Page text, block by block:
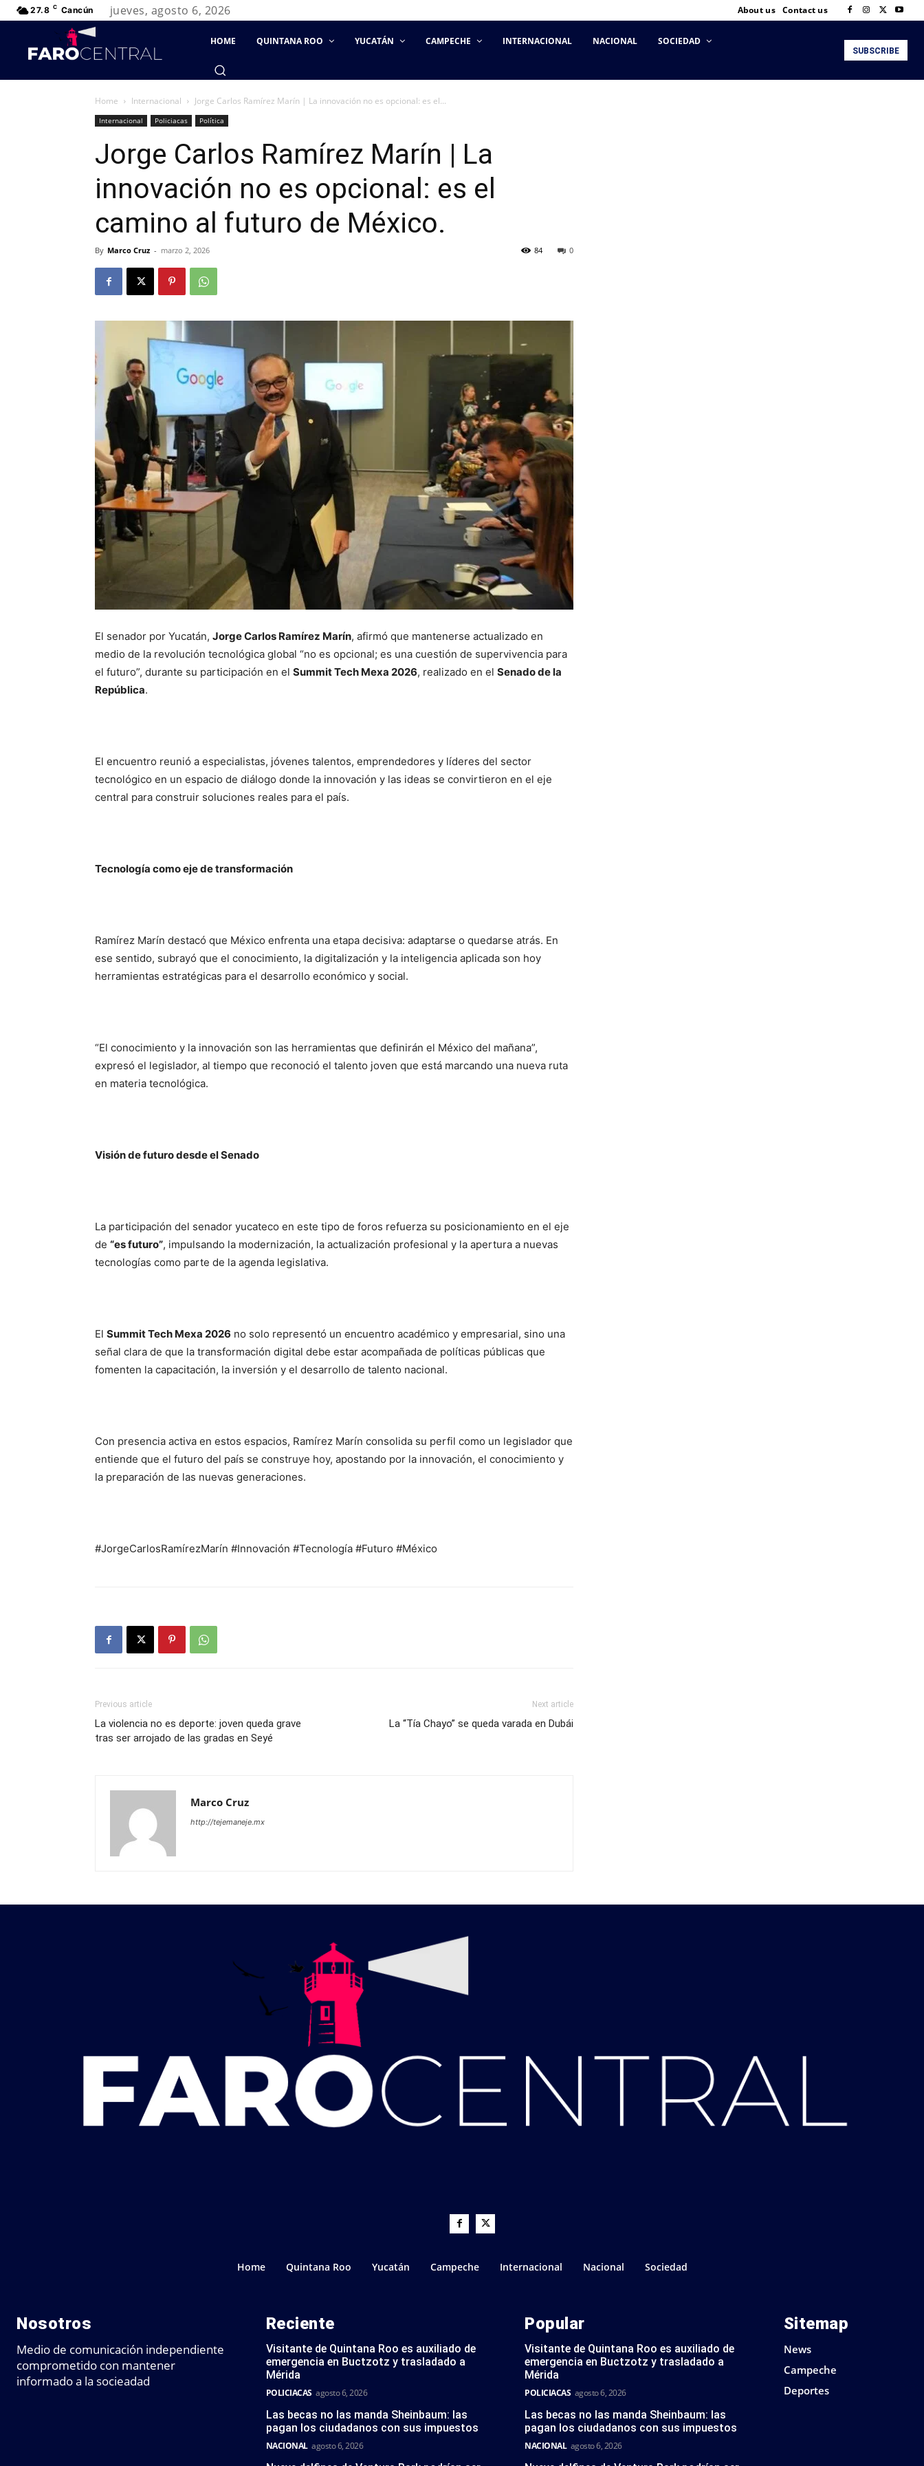
27.8 C Cancún jueves, agosto 6, 2026 About us Contact us
HOME QUINTANA ROO YUCATÁN CAMPECHE INTERNACIONAL NACIONAL SOCIEDAD
SUBSCRIBE
Home Internacional Jorge Carlos Ramírez Marín | La innovación no es opcional: es el...
Internacional Policiacas Política
Jorge Carlos Ramírez Marín | La
innovación no es opcional: es el
camino al futuro de México.
By Marco Cruz - marzo 2, 2026 0
84
El senador por Yucatán, Jorge Carlos Ramírez Marín, afirmó que mantenerse actualizado en
medio de la revolución tecnológica global “no es opcional; es una cuestión de supervivencia para
el futuro”, durante su participación en el Summit Tech Mexa 2026, realizado en el Senado de la
República.
El encuentro reunió a especialistas, jóvenes talentos, emprendedores y líderes del sector
tecnológico en un espacio de diálogo donde la innovación y las ideas se convirtieron en el eje
central para construir soluciones reales para el país.
Tecnología como eje de transformación
Ramírez Marín destacó que México enfrenta una etapa decisiva: adaptarse o quedarse atrás. En
ese sentido, subrayó que el conocimiento, la digitalización y la inteligencia aplicada son hoy
herramientas estratégicas para el desarrollo económico y social.
“El conocimiento y la innovación son las herramientas que definirán el México del mañana”,
expresó el legislador, al tiempo que reconoció el talento joven que está marcando una nueva ruta
en materia tecnológica.
Visión de futuro desde el Senado
La participación del senador yucateco en este tipo de foros refuerza su posicionamiento en el eje
de “es futuro”, impulsando la modernización, la actualización profesional y la apertura a nuevas
tecnologías como parte de la agenda legislativa.
El Summit Tech Mexa 2026 no solo representó un encuentro académico y empresarial, sino una
señal clara de que la transformación digital debe estar acompañada de políticas públicas que
fomenten la capacitación, la inversión y el desarrollo de talento nacional.
Con presencia activa en estos espacios, Ramírez Marín consolida su perfil como un legislador que
entiende que el futuro del país se construye hoy, apostando por la innovación, el conocimiento y
la preparación de las nuevas generaciones.
#JorgeCarlosRamírezMarín #Innovación #Tecnología #Futuro #México
Previous article
La violencia no es deporte: joven queda grave
tras ser arrojado de las gradas en Seyé
Next article
La “Tía Chayo” se queda varada en Dubái
Marco Cruz
http://tejemaneje.mx
Home Quintana Roo Yucatán Campeche Internacional Nacional Sociedad
Nosotros
Medio de comunicación independiente
comprometido con mantener
informado a la socieadad
Reciente
Visitante de Quintana Roo es auxiliado de
emergencia en Buctzotz y trasladado a
Mérida
POLICIACAS agosto 6, 2026
Las becas no las manda Sheinbaum: las
pagan los ciudadanos con sus impuestos
NACIONAL agosto 6, 2026
Popular
Visitante de Quintana Roo es auxiliado de
emergencia en Buctzotz y trasladado a
Mérida
POLICIACAS agosto 6, 2026
Las becas no las manda Sheinbaum: las
pagan los ciudadanos con sus impuestos
NACIONAL agosto 6, 2026
Sitemap
News
Campeche
Deportes